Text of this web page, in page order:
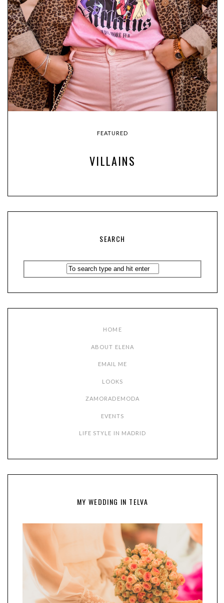
FEATURED
VILLAINS
SEARCH
HOME
ABOUT ELENA
EMAIL ME
LOOKS
ZAMORADEMODA
EVENTS
LIFE STYLE IN MADRID
MY WEDDING IN TELVA